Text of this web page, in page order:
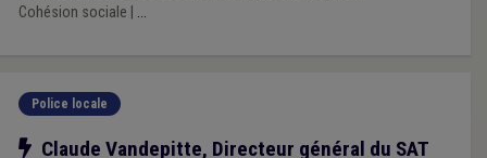
Cohésion sociale
...
Police locale
Notre action
Claude Vandepitte, Directeur général du SAT